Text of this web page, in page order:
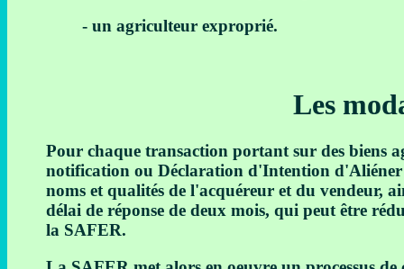
- un agriculteur exproprié.
Les
Pour chaque transaction portant sur des biens
notification ou Déclaration d'Intention
noms et qualités de l'acquéreur et du vendeur,
délai de réponse de deux mois, qui peut être
la SAFER.